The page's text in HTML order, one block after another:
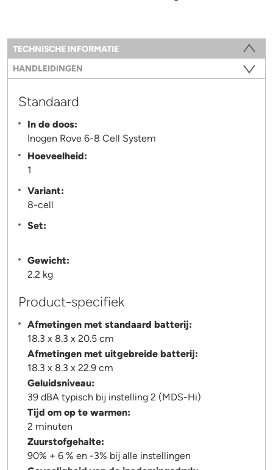
Information
TECHNISCHE INFORMATIE
HANDLEIDINGEN
Standaard
In de doos:
Inogen Rove 6-8 Cell System
Hoeveelheid:
1
Variant:
8-cell
Set:
Gewicht:
2.2 kg
Product-specifiek
Afmetingen met standaard batterij:
18.3 x 8.3 x 20.5 cm
Afmetingen met uitgebreide batterij:
18.3 x 8.3 x 22.9 cm
Geluidsniveau:
39 dBA typisch bij instelling 2 (MDS-Hi)
Tijd om op te warmen:
2 minuten
Zuurstofgehalte:
90% + 6 % en -3% bij alle instellingen